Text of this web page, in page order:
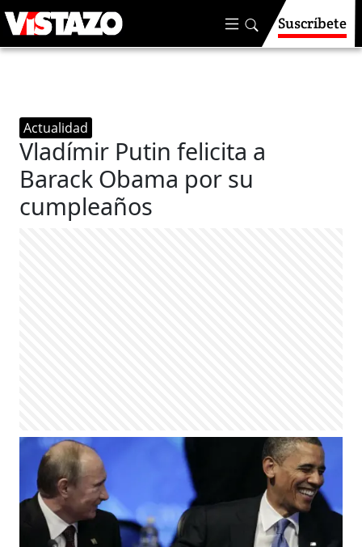
Suscríbete
Actualidad
Vladímir Putin felicita a
Barack Obama por su
cumpleaños